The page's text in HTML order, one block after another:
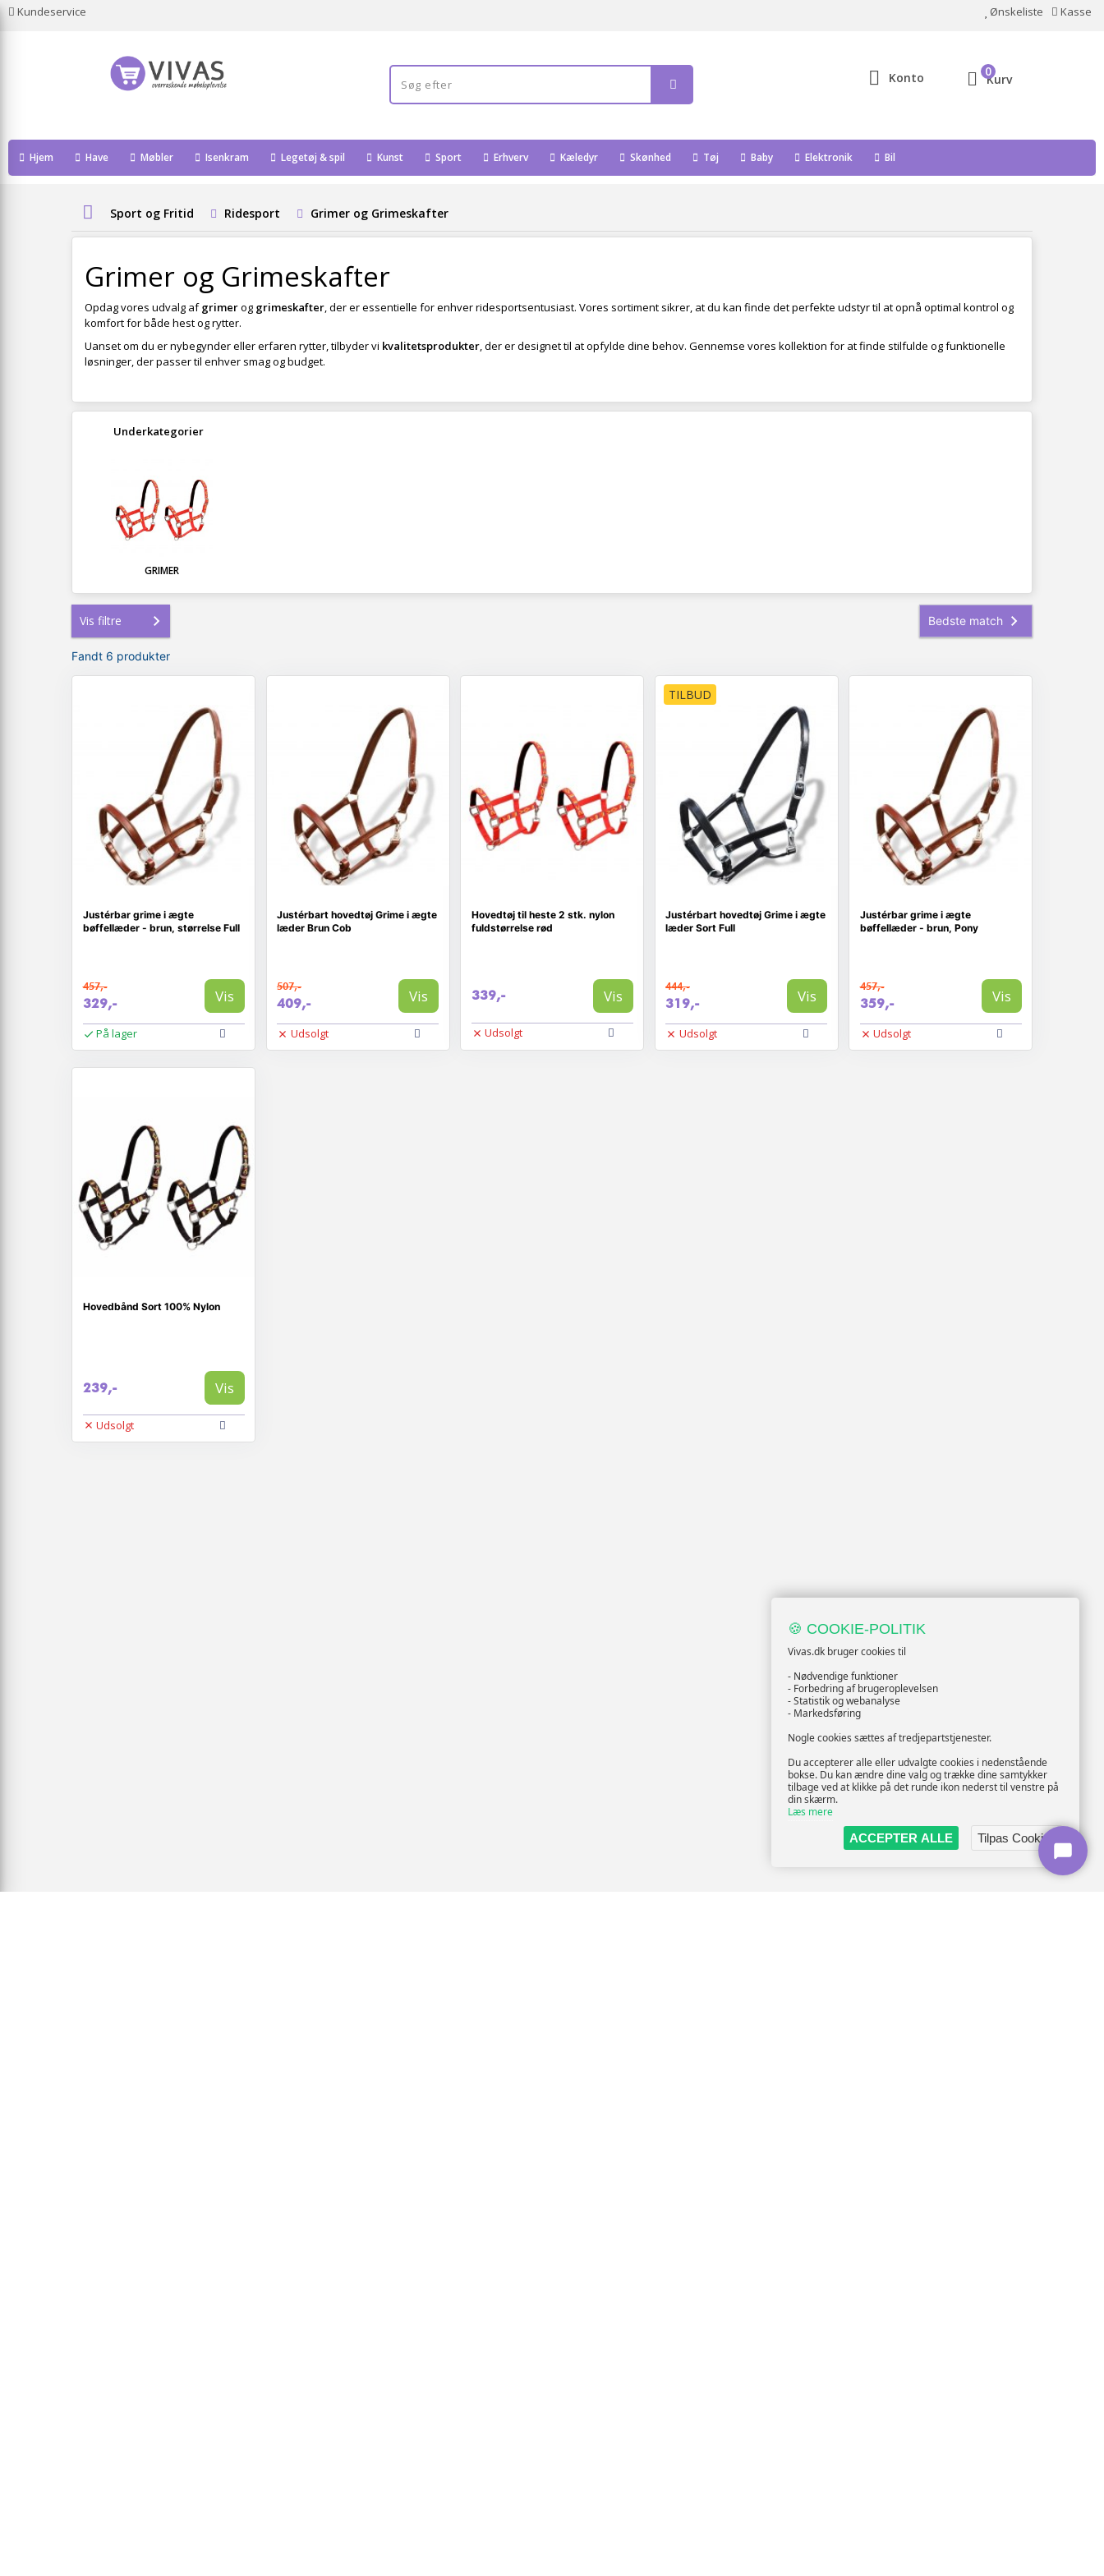
Kundeservice Ønskeliste Kasse
Konto Kurv
0
Hjem Have Møbler Isenkram Legetøj & spil Kunst Sport Erhverv Kæledyr Skønhed Tøj Baby Elektronik Bil
Sport og Fritid Ridesport Grimer og Grimeskafter
Grimer og Grimeskafter
Opdag vores udvalg afgrimerog grimeskafter, der er essentielle for enhver ridesportsentusiast. Vores sortiment sikrer, at du kan finde det perfekte udstyr til at opnå optimal kontrol og
komfort for både hest og rytter.
Uanset om du er nybegynder eller erfaren rytter, tilbyder vi kvalitetsprodukter, der er designet til at opfylde dine behov. Gennemse vores kollektion for at finde stilfulde og funktionelle
løsninger, der passer til enhver smag og budget.
Underkategorier
GRIMER
Vis filtre
Fandt 6 produkter
Justérbar grime i ægte
bøffellæder - brun, størrelse Full
457,-
329,- Vis
På lager
Justérbart hovedtøj Grime i ægte
læder Brun Cob
507,-
409,- Vis
Udsolgt
Hovedtøj til heste 2 stk. nylon
fuldstørrelse rød
339,- Vis
Udsolgt
TILBUD
Justérbart hovedtøj Grime i ægte
læder Sort Full
444,-
319,- Vis
Udsolgt
Justérbar grime i ægte
bøffellæder - brun, Pony
457,-
359,- Vis
Udsolgt
Hovedbånd Sort 100% Nylon
239,- Vis
Udsolgt
🍪 COOKIE-POLITIK
Vivas.dk bruger cookies til
- Nødvendige funktioner
- Forbedring af brugeroplevelsen
- Statistik og webanalyse
- Markedsføring
Nogle cookies sættes af tredjepartstjenester.
Du accepterer alle eller udvalgte cookies i nedenstående
bokse. Du kan ændre dine valg og trække dine samtykker
tilbage ved at klikke på det runde ikon nederst til venstre på
din skærm.
Læs mere
ACCEPTER ALLE
Tilpas Cookies